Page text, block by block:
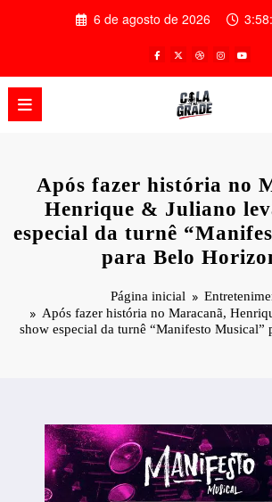
6 de agosto de 2026
Após fazer história no
Henrique & Juliano
especial da turnê
para Belo
Página inicial
Após fazer história no Maracanã,
show especial da turnê “Manifesto Musical”